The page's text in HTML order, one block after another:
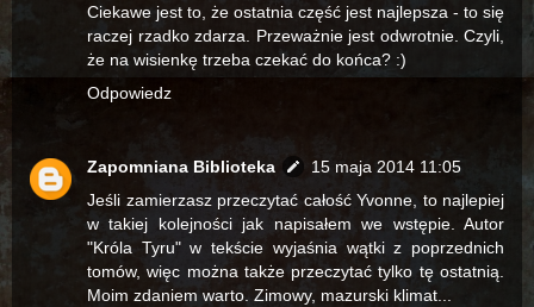
Ciekawe jest to, że ostatnia część jest najlepsza - to się
raczej rzadko zdarza. Przeważnie jest odwrotnie. Czyli,
że na wisienkę trzeba czekać do końca? :)
Odpowiedz
Zapomniana Biblioteka
15 maja 2014 11:05
Jeśli zamierzasz przeczytać całość Yvonne, to najlepiej
w takiej kolejności jak napisałem we wstępie. Autor
"Króla Tyru" w tekście wyjaśnia wątki z poprzednich
tomów, więc można także przeczytać tylko tę ostatnią.
Moim zdaniem warto. Zimowy, mazurski klimat...